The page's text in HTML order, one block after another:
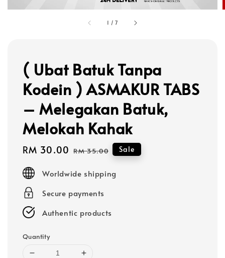
1 /7
( Ubat Batuk Tanpa
Kodein ) ASMAKUR TABS
– Melegakan Batuk,
Melokah Kahak
Sale
RM 30.00 Regular
RM 35.00 Sale
Worldwide shipping
Secure payments
Authentic products
Quantity